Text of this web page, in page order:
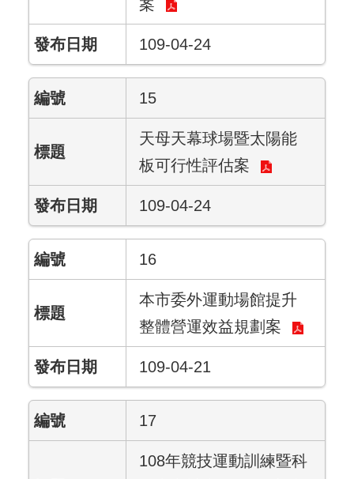
案
109-04-24
15
天母天幕球場暨太陽能
板可行性評估案
109-04-24
16
本市委外運動場館提升
整體營運效益規劃案
109-04-21
17
108年競技運動訓練暨科